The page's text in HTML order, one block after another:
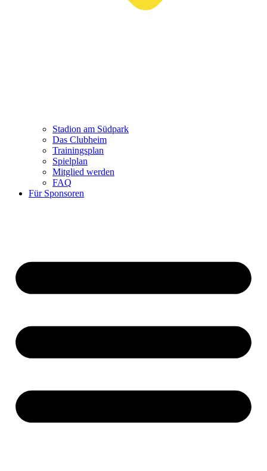
Stadion am Südpark
Das Clubheim
Trainingsplan
Spielplan
Mitglied werden
FAQ
Für Sponsoren